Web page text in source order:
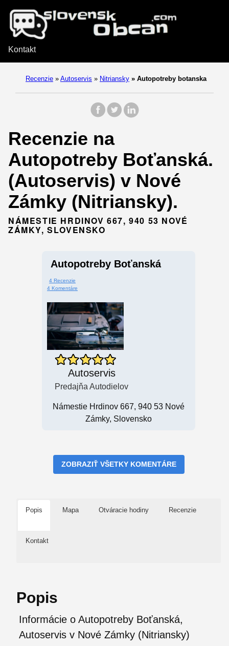
Kontakt
Recenzie » Autoservis » Nitriansky » Autopotreby botanska
Recenzie na
Autopotreby Boťanská.
(Autoservis) v Nové
Zámky (Nitriansky).
NÁMESTIE HRDINOV 667, 940 53 NOVÉ
ZÁMKY, SLOVENSKO
Autopotreby Boťanská
4 Recenzie
4 Komentáre
Autoservis
Predajňa Autodielov
Námestie Hrdinov 667, 940 53 Nové
Zámky, Slovensko
ZOBRAZIŤ VŠETKY KOMENTÁRE
Popis Mapa Otváracie hodiny Recenzie
Kontakt
Popis
Informácie o Autopotreby Boťanská,
Autoservis v Nové Zámky (Nitriansky)